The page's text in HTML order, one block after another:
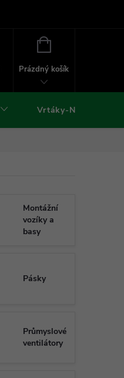
NÁKUPNÍ
Prázdný košík
Vrtáky-Nástroje
Montážní
vozíky a
basy
Pásky
Průmyslové
ventilátory